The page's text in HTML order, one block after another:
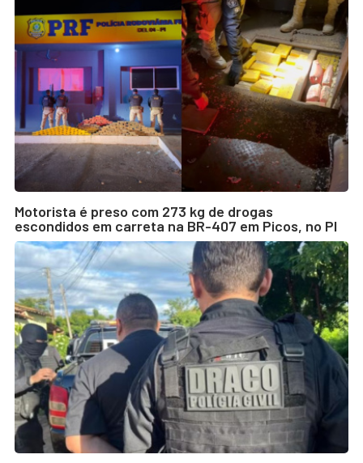
Motorista é preso com 273 kg de drogas
escondidos em carreta na BR-407 em Picos, no PI